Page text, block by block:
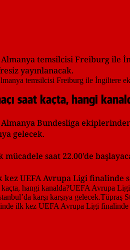
temsilcisi Freiburg ile
yayınlanacak.
saat kaçta, hangi
Bundesliga
gelecek.
mücadele saat 22.00’de
UEFA Avrupa Ligi finalinde